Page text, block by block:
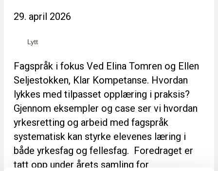
29. april 2026
Lytt
Fagspråk i fokus Ved Elina Tomren og Ellen
Seljestokken, Klar Kompetanse. Hvordan
lykkes med tilpasset opplæring i praksis?
Gjennom eksempler og case ser vi hvordan
yrkesretting og arbeid med fagspråk
systematisk kan styrke elevenes læring i
både yrkesfag og fellesfag. Foredraget er
tatt opp under årets samling for